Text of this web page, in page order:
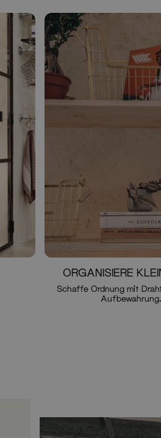
Schaffe Ordnung mit
Aufbewahrung.
ORGANISIERE